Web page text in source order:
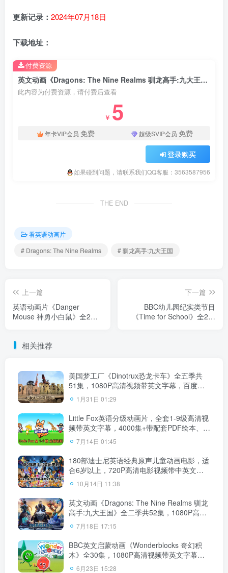
更新记录： 2024年07月18日
下载地址：
英文动画《Dragons: The Nine Realms 驯龙高手:九大王国》全二季共52集，1080P高清视频带英文字幕，百度云网盘下载！
此内容为付费资源，请付费后查看
￥ 5
年卡VIP会员 免费 超级SVIP会员 免费
登录购买
如果碰到问题，请联系我们QQ客服：3563587956
付费资源
THE END
看英语动画片
# Dragons: The Nine Realms
# 驯龙高手:九大王国
上一篇
英语动画片《Danger
Mouse 神勇小白鼠》全2季
载！
下一篇
BBC幼儿园纪实类节目
《Time for School》全2季
相关推荐
美国梦工厂《Dinotrux恐龙卡车》全五季共
51集，1080P高清视频带英文字幕，百度云
网盘下载
1月31日 01:29
Little Fox英语分级动画片，全套1-9级高清视
频带英文字幕，4000集+带配套PDF绘本、单
词和音频MP3，百度云网盘下载！
7月14日 01:45
180部迪士尼英语经典原声儿童动画电影，适
合6岁以上，720P高清电影视频带中英文字
幕，百度云网盘下载
10月14日 11:38
英文动画《Dragons: The Nine Realms 驯龙
高手:九大王国》全二季共52集，1080P高清
视频带英文字幕，百度云网盘下载！
7月18日 17:15
BBC英文启蒙动画《Wonderblocks 奇幻积
木》全30集，1080P高清视频带英文字幕，
百度云网盘下载！
6月23日 15:28